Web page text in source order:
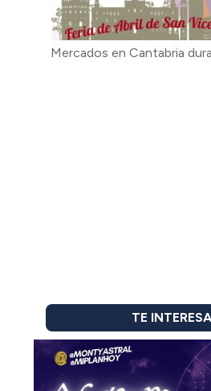
Mercados en Cantabria
TE INTERESA